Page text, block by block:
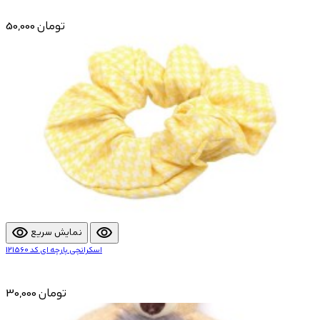
50,000 تومان
visibility نمایش سریع visibility
اسکرانچی پارچه ای کد 121560
30,000 تومان